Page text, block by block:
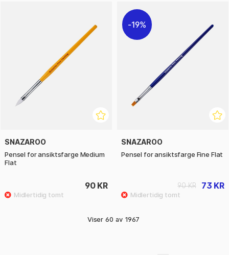
SNAZAROO
Pensel for ansiktsfarge Medium
Flat
90 KR
19%
SNAZAROO
Pensel for ansiktsfarge Fine Flat
73 KR
90 KR
Viser 60 av 1967